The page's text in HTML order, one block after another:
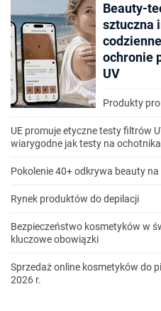
Beauty-
sztuczna
ochronie
UV
Produkty
UE promuje etyczne testy filtrów
wiarygodne jak testy na
Pokolenie 40+ odkrywa beauty
Rynek produktów do depilacji
Bezpieczeństwo kosmetyków w
kluczowe obowiązki
Sprzedaż online kosmetyków do
2026 r.